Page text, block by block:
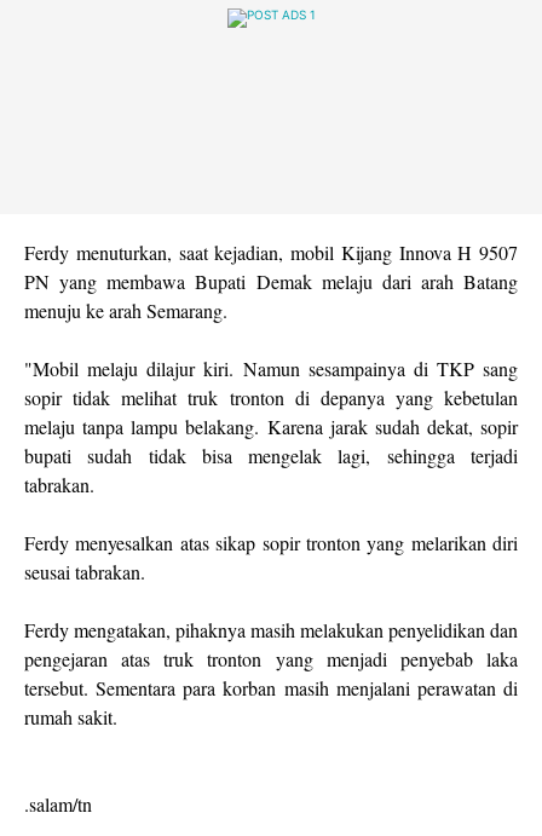
Ferdy menuturkan, saat kejadian, mobil Kijang Innova H 9507
PN yang membawa Bupati Demak melaju dari arah Batang
menuju ke arah Semarang.
"Mobil melaju dilajur kiri. Namun sesampainya di TKP sang
sopir tidak melihat truk tronton di depanya yang kebetulan
melaju tanpa lampu belakang. Karena jarak sudah dekat, sopir
bupati sudah tidak bisa mengelak lagi, sehingga terjadi
tabrakan.
Ferdy menyesalkan atas sikap sopir tronton yang melarikan diri
seusai tabrakan.
Ferdy mengatakan, pihaknya masih melakukan penyelidikan dan
pengejaran atas truk tronton yang menjadi penyebab laka
tersebut. Sementara para korban masih menjalani perawatan di
rumah sakit.
.salam/tn